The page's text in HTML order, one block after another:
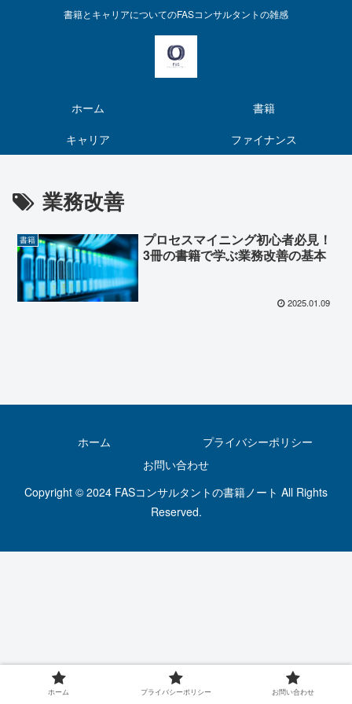
書籍とキャリアについてのFASコンサルタントの雑感
ホーム
書籍
キャリア
ファイナンス
業務改善
書籍
プロセスマイニング初心者必見！
3冊の書籍で学ぶ業務改善の基本
2025.01.09
ホーム
プライバシーポリシー
お問い合わせ
Copyright © 2024 FASコンサルタントの書籍ノート All Rights
Reserved.
ホーム プライバシーポリシー お問い合わせ